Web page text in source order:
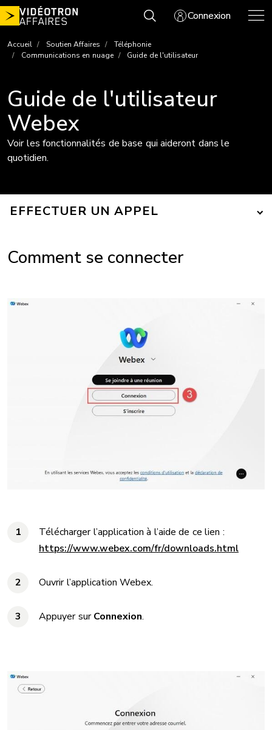
Aller
au
Connexion
Accueil Soutien Affaires
Téléphonie
Communications en nuage
Guide de l'utilisateur
Guide de l'utilisateur
Webex
Voir les fonctionnalités de base qui aideront dans le
quotidien.
EFFECTUER UN APPEL
Comment se connecter
Télécharger l’application à l’aide de ce lien :
https://www.webex.com/fr/downloads.html
Ouvrir l’application Webex.
Appuyer surConnexion.